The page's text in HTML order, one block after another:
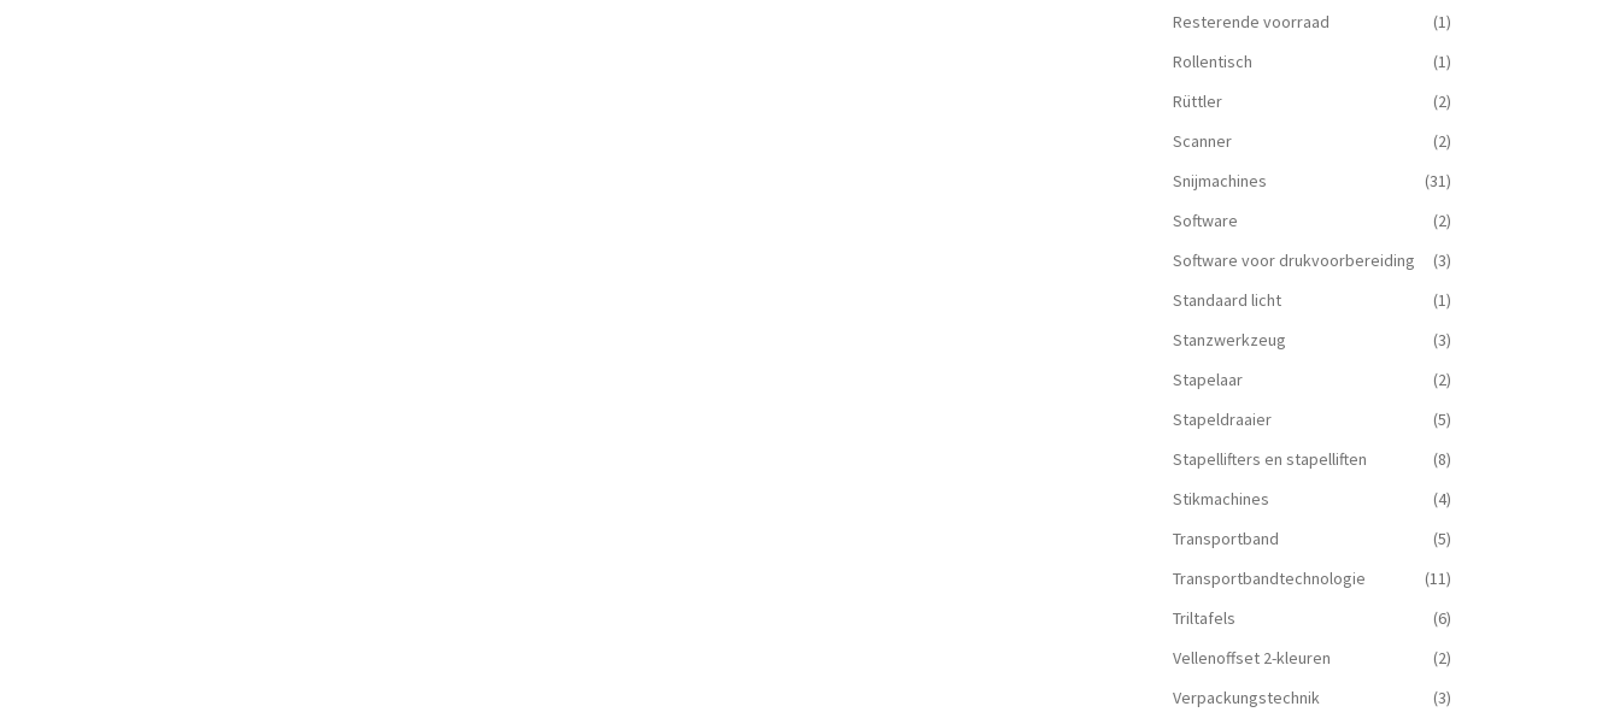
Resterende voorraad
(1)
Rollentisch
(1)
Rüttler
(2)
Scanner
(2)
Snijmachines
(31)
Software
(2)
Software voor drukvoorbereiding
(3)
Standaard licht
(1)
Stanzwerkzeug
(3)
Stapelaar
(2)
Stapeldraaier
(5)
Stapellifters en stapelliften
(8)
Stikmachines
(4)
Transportband
(5)
Transportbandtechnologie
(11)
Triltafels
(6)
Vellenoffset 2-kleuren
(2)
Verpackungstechnik
(3)